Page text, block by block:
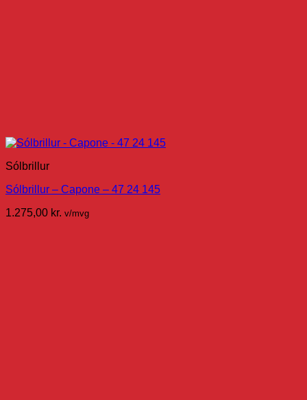
Sólbrillur
Sólbrillur – Capone – 47 24 145
1.275,00 kr. v/mvg